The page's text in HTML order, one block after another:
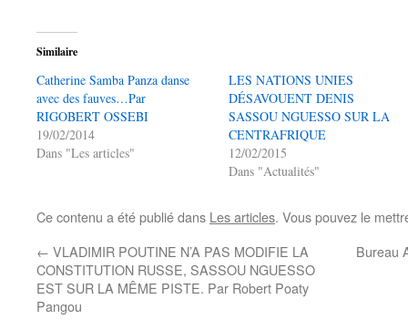
Similaire
Catherine Samba Panza danse
avec des fauves…Par
RIGOBERT OSSEBI
19/02/2014
Dans "Les articles"
LES NATIONS UNIES
DÉSAVOUENT DENIS
SASSOU NGUESSO SUR LA
CENTRAFRIQUE
12/02/2015
Dans "Actualités"
Ce contenu a été publié dans Les articles. Vous pouvez le
← VLADIMIR POUTINE N’A PAS MODIFIE LA
CONSTITUTION RUSSE, SASSOU NGUESSO
EST SUR LA MÊME PISTE. Par Robert Poaty
Pangou
Bureau